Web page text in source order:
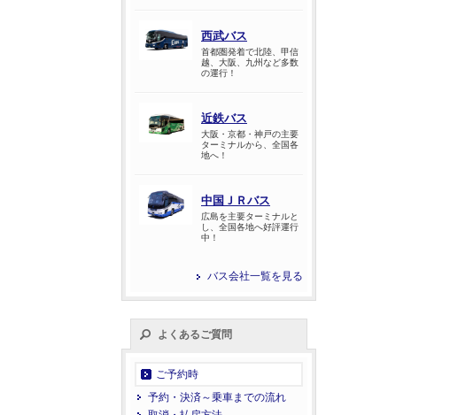
西武バス
首都圏発着で北陸、甲信
越、大阪、九州など多数
の運行！
近鉄バス
大阪・京都・神戸の主要
ターミナルから、全国各
地へ！
中国ＪＲバス
広島を主要ターミナルと
し、全国各地へ好評運行
中！
バス会社一覧を見る
よくあるご質問
ご予約時
予約・決済～乗車までの流れ